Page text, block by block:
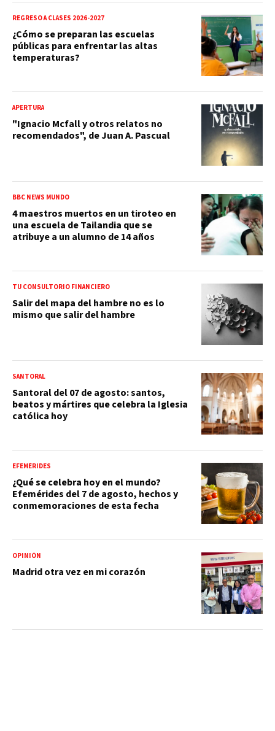
REGRESO A CLASES 2026-2027
¿Cómo se preparan las escuelas
públicas para enfrentar las altas
temperaturas?
APERTURA
"Ignacio Mcfall y otros relatos no
recomendados", de Juan A. Pascual
BBC NEWS MUNDO
4 maestros muertos en un tiroteo en
una escuela de Tailandia que se
atribuye a un alumno de 14 años
TU CONSULTORIO FINANCIERO
Salir del mapa del hambre no es lo
mismo que salir del hambre
SANTORAL
Santoral del 07 de agosto: santos,
beatos y mártires que celebra la Iglesia
católica hoy
EFEMÉRIDES
¿Qué se celebra hoy en el mundo?
Efemérides del 7 de agosto, hechos y
conmemoraciones de esta fecha
OPINIÓN
Madrid otra vez en mi corazón